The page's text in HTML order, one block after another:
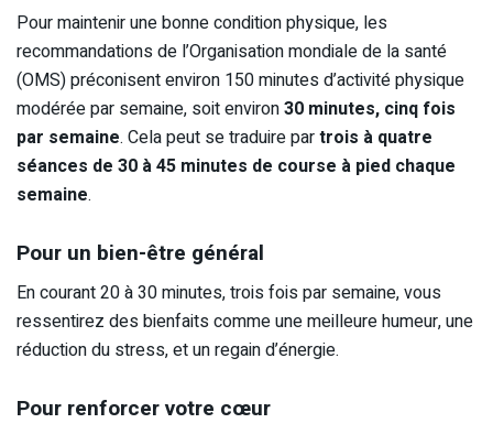
Pour maintenir une bonne condition physique, les
recommandations de l’Organisation mondiale de la santé
(OMS) préconisent environ 150 minutes d’activité physique
modérée par semaine, soit environ30 minutes, cinq fois
par semaine. Cela peut se traduire partrois à quatre
séances de 30 à 45 minutes de course à pied chaque
semaine.
Pour un bien-être général
En courant 20 à 30 minutes, trois fois par semaine, vous
ressentirez des bienfaits comme une meilleure humeur, une
réduction du stress, et un regain d’énergie.
Pour renforcer votre cœur